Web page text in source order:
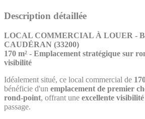
Description détaillée
LOCAL COMMERCIAL À LOUER -
CAUDÉRAN (33200)
170 m² - Emplacement stratégique sur
visibilité
Idéalement situé, ce local commercial de
bénéficie d'un emplacement de premier
rond-point, offrant une excellente visibilité
passage.